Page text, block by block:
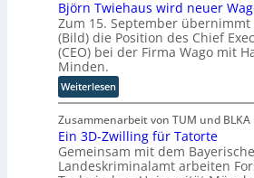
u
s
b
a
u
c
h
e
n
R
o
u
t
e
r
-
m
a
t
i
s
i
e
r
u
n
g
Björn Twiehaus wird neuer
Zum 15. September übernimmt
(Bild) die Position des Chief
(CEO) bei der Firma Wago mit
Minden.
Weiterlesen:
B
j
ö
r
n
Zusammenarbeit von TUM und BLKA
Ein 3D-Zwilling für Tatorte
Gemeinsam mit dem
Landeskriminalamt arbeiten